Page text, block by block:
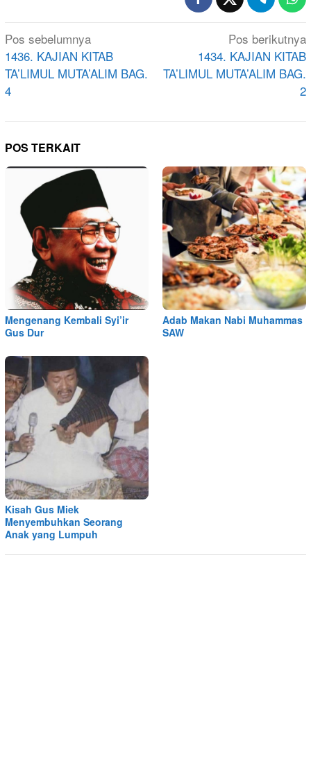
Navigasi
pos
Pos sebelumnya
1436. KAJIAN KITAB
TA’LIMUL MUTA’ALIM BAG.
4
Pos berikutnya
1434. KAJIAN KITAB
TA’LIMUL MUTA’ALIM BAG.
2
POS TERKAIT
Mengenang Kembali Syi’ir
Gus Dur
Adab Makan Nabi Muhammas
SAW
Kisah Gus Miek
Menyembuhkan Seorang
Anak yang Lumpuh